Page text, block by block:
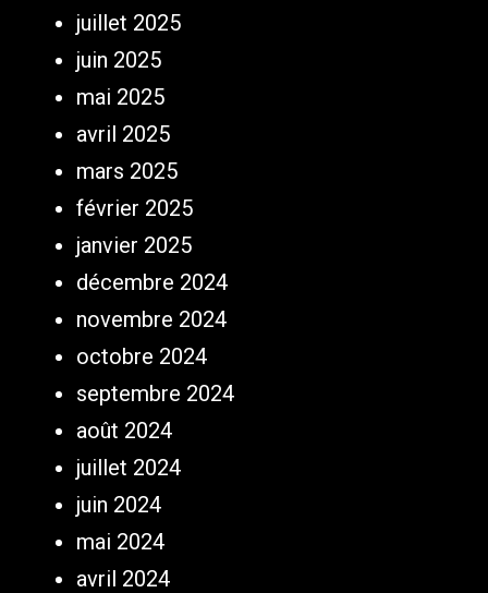
juillet 2025
juin 2025
mai 2025
avril 2025
mars 2025
février 2025
janvier 2025
décembre 2024
novembre 2024
octobre 2024
septembre 2024
août 2024
juillet 2024
juin 2024
mai 2024
avril 2024